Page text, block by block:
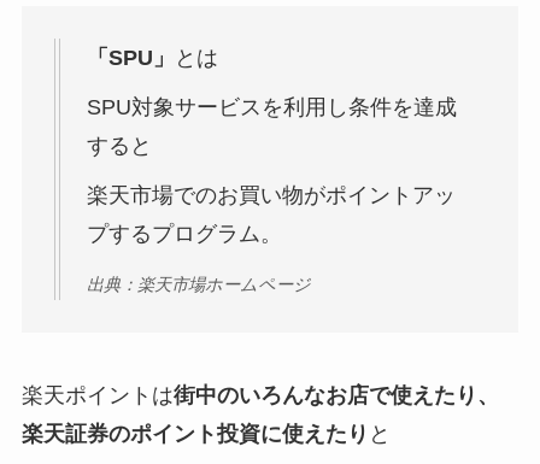
「SPU」 とは
SPU対象サービスを利用し条件を達成
すると
楽天市場でのお買い物がポイントアッ
プするプログラム。
出典：楽天市場ホームページ
楽天ポイントは街中のいろんなお店で使えたり、
楽天証券のポイント投資に使えたり と